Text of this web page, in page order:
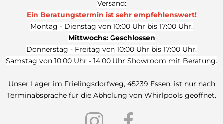
Versand:
Ein Beratungstermin ist sehr empfehlenswert!
Montag - Dienstag von 10:00 Uhr bis 17:00 Uhr.
Mittwochs: Geschlossen
Donnerstag - Freitag von 10:00 Uhr bis 17:00 Uhr.
Samstag von 10:00 Uhr - 14:00 Uhr Showroom mit Beratung.
Unser Lager im Frielingsdorfweg, 45239 Essen, ist nur nach
Terminabsprache für die Abholung von Whirlpools geöffnet.